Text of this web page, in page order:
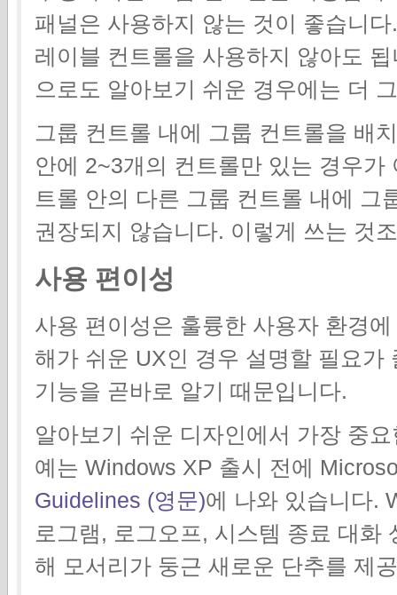
패널은 사용하지 않는 것이 좋습니
레이블 컨트롤을 사용하지 않아도
으로도 알아보기 쉬운 경우에는 더
그룹 컨트롤 내에 그룹 컨트롤을 배
안에 2~3개의 컨트롤만 있는 경우
트롤 안의 다른 그룹 컨트롤 내에 그
권장되지 않습니다. 이렇게 쓰는 것
사용 편이성
사용 편이성은 훌륭한 사용자 환경
해가 쉬운 UX인 경우 설명할 필요
기능을 곧바로 알기 때문입니다.
알아보기 쉬운 디자인에서 가장 중
예는 Windows XP 출시 전에
Guidelines (영문)에 나와 있습니다.
로그램, 로그오프, 시스템 종료 대화
해 모서리가 둥근 새로운 단추를 제